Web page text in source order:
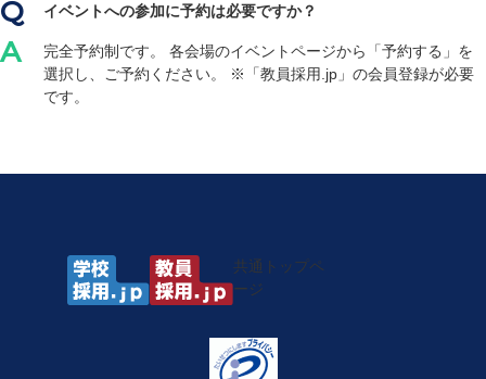
イベントへの参加に予約は必要ですか？
完全予約制です。 各会場のイベントページから「予約する」を
選択し、ご予約ください。 ※「教員採用.jp」の会員登録が必要
です。
共通トップペ
ージ